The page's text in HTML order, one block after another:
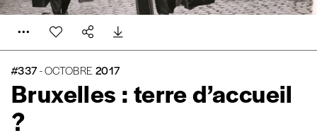
#337- OCTOBRE2017
Bruxelles : terre d’accueil
?